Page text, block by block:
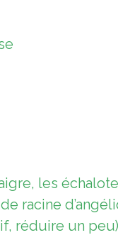
les
racine
réduire un peu)